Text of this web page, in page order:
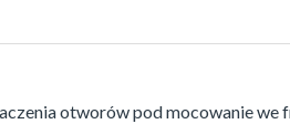
otworów pod mocowanie